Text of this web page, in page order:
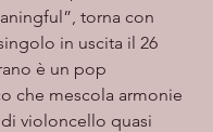
torna con
in uscita il 26
è un pop
che mescola armonie
violoncello quasi